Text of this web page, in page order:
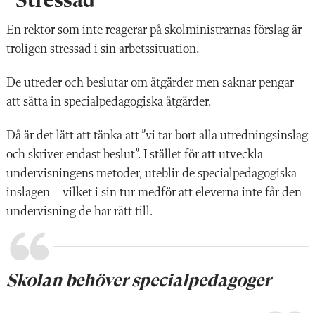
En rektor som inte reagerar på skolministrarnas förslag är
troligen stressad i sin arbetssituation.
De utreder och beslutar om åtgärder men saknar pengar
att sätta in specialpedagogiska åtgärder.
Då är det lätt att tänka att ”vi tar bort alla utredningsinslag
och skriver endast beslut”. I stället för att utveckla
undervisningens metoder, uteblir de specialpedagogiska
inslagen – vilket i sin tur medför att eleverna inte får den
undervisning de har rätt till.
Skolan behöver specialpedagoger